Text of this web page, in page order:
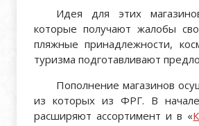
Идея для этих
которые получают жалобы
пляжные принадлежности,
туризма подготавливают
Пополнение магазинов
из которых из ФРГ. В
расширяют ассортимент и в «